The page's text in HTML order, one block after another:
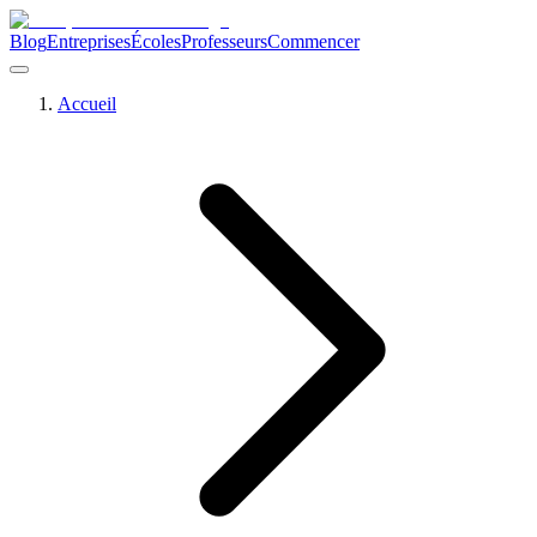
BlogEntreprisesÉcolesProfesseursCommencer
Accueil